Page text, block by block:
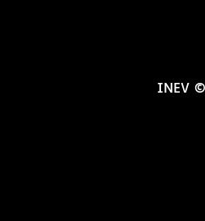
INEV